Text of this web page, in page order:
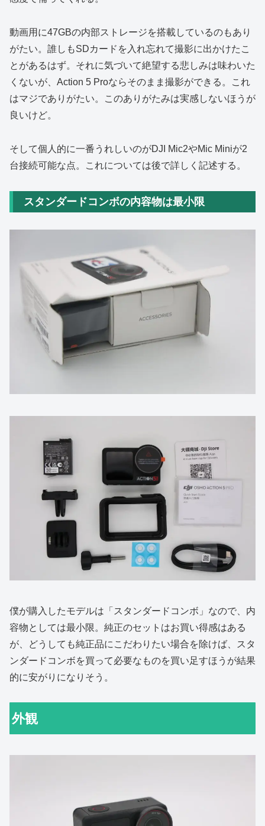
動画用に47GBの内部ストレージを搭載しているのもあり
がたい。誰しもSDカードを入れ忘れて撮影に出かけたこ
とがあるはず。それに気づいて絶望する悲しみは味わいた
くないが、Action 5 Proならそのまま撮影ができる。これ
はマジでありがたい。このありがたみは実感しないほうが
良いけど。
そして個人的に一番うれしいのがDJI Mic2やMic Miniが2
台接続可能な点。これについては後で詳しく記述する。
スタンダードコンボの内容物は最小限
僕が購入したモデルは「スタンダードコンボ」なので、内
容物としては最小限。純正のセットはお買い得感はある
が、どうしても純正品にこだわりたい場合を除けば、スタ
ンダードコンボを買って必要なものを買い足すほうが結果
的に安がりになりそう。
外観